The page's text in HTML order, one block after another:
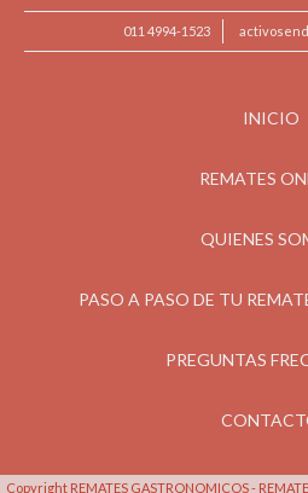
011 4994-1523
INICIO
REMATES
QUIENES
PASO A PASO DE TU
PREGUNTAS
Copyright REMATES GASTRONOMICOS -